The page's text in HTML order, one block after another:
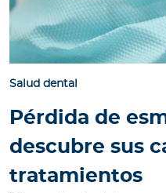
Contáctanos
Salud dental
Pérdida de
descubre sus
tratamientos